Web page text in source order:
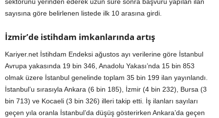
sektörünü yerinden ederek uzun süre sonra başvuru yapılan ilan
sayısına göre belirlenen listede ilk 10 arasına girdi.
İzmir’de istihdam imkanlarında artış
Kariyer.net İstihdam Endeksi ağustos ayı verilerine göre İstanbul
Avrupa yakasında 19 bin 346, Anadolu Yakası’nda 15 bin 853
olmak üzere İstanbul genelinde toplam 35 bin 199 ilan yayınlandı.
İstanbul’u sırasıyla Ankara (6 bin 185), İzmir (4 bin 232), Bursa (3
bin 713) ve Kocaeli (3 bin 326) illeri takip etti. İş ilanları sayıları
geçen yıla oranla İstanbul’da düşüş gösterirken Ankara’da geçen